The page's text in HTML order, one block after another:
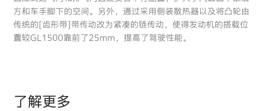
方和车手脚下的空间。另外，通过采用侧装散热器以及将凸轮由
传统的[齿形带]带传动改为紧凑的链传动，使得发动机的搭载位
置较GL1500靠前了25mm，提高了驾驶性能。
了解更多